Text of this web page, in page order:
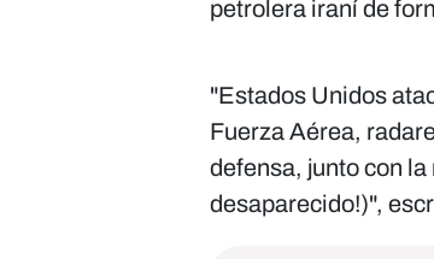
petrolera iraní de
"Estados Unidos
Fuerza Aérea,
defensa, junto con
desaparecido!)",